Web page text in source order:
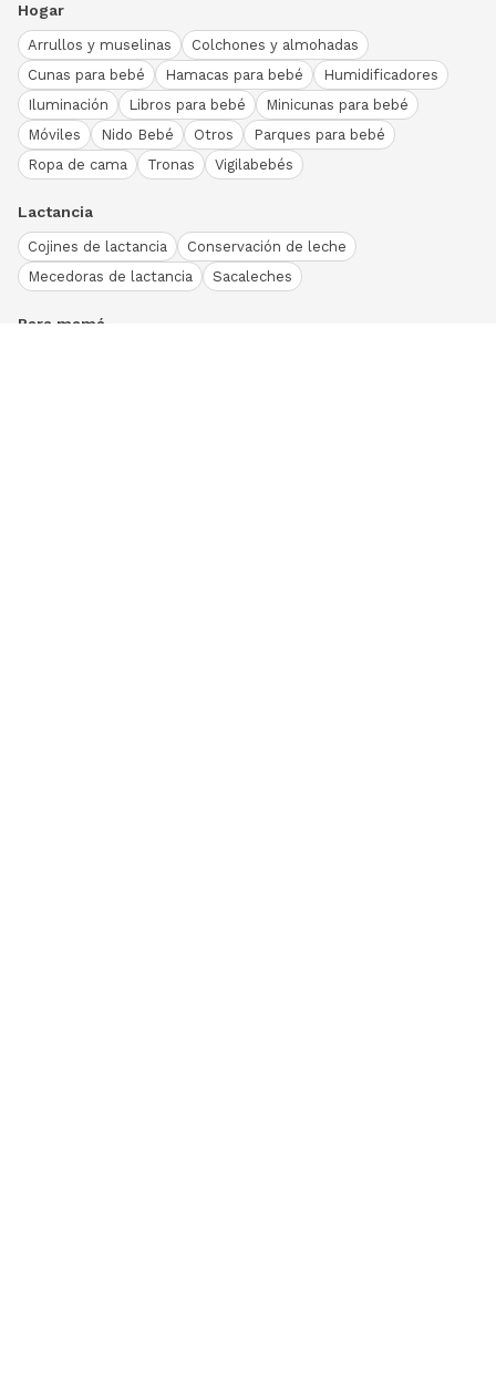
Hogar
Arrullos y muselinas
Colchones y almohadas
Cunas para bebé
Hamacas para bebé
Humidificadores
Iluminación
Libros para bebé
Minicunas para bebé
Móviles
Nido Bebé Otros
Parques para bebé
Ropa de cama
Tronas Vigilabebés
Lactancia
Cojines de lactancia
Conservación de leche
Mecedoras de lactancia
Sacaleches
Para mamá